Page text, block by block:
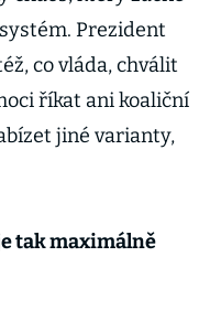
Prezident
co vláda, chválit
říkat ani koaliční
jiné varianty,
tak maximálně